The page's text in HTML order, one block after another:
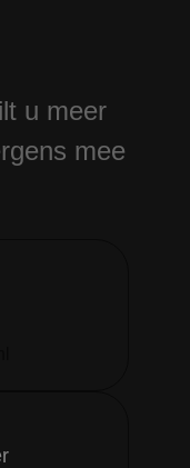
u meer
mee